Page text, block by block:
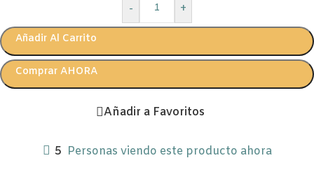
-
+
Añadir Al Carrito
Comprar AHORA
Añadir a Favoritos
5 Personas viendo este producto ahora